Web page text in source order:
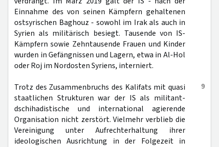
Einnahme des von seinen Kämpfern gehaltenen
ostsyrischen Baghouz - sowohl im Irak als auch in
Syrien als militärisch besiegt. Tausende von IS-
Kämpfern sowie Zehntausende Frauen und Kinder
wurden in Gefängnissen und Lagern, etwa in Al-Hol
oder Roj im Nordosten Syriens, interniert.
9
Trotz des Zusammenbruchs des Kalifats mit quasi
staatlichen Strukturen war der IS als militant-
dschihadistische und international agierende
Organisation nicht zerstört. Vielmehr verblieb die
Vereinigung unter Aufrechterhaltung ihrer
ideologischen Ausrichtung in der Folgezeit in